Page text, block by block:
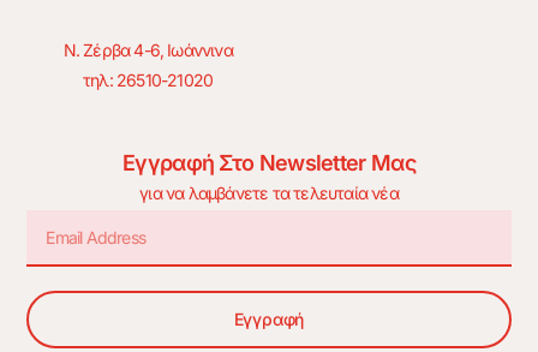
Ν. Ζέρβα 4-6, Ιωάννινα
τηλ: 26510-21020
Εγγραφή Στο Newsletter Μας
για να λαμβάνετε τα τελευταία νέα
Εγγραφή